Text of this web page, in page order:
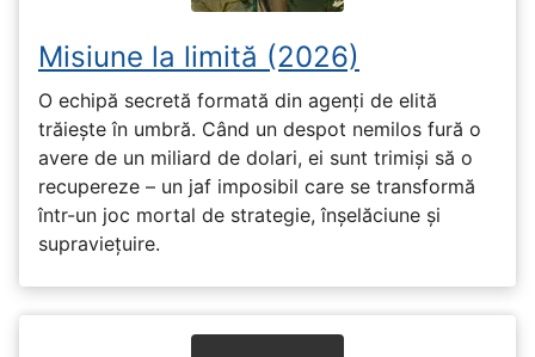
Misiune la limită (2026)
O echipă secretă formată din agenți de elită
trăiește în umbră. Când un despot nemilos fură o
avere de un miliard de dolari, ei sunt trimiși să o
recupereze – un jaf imposibil care se transformă
într-un joc mortal de strategie, înșelăciune și
supraviețuire.